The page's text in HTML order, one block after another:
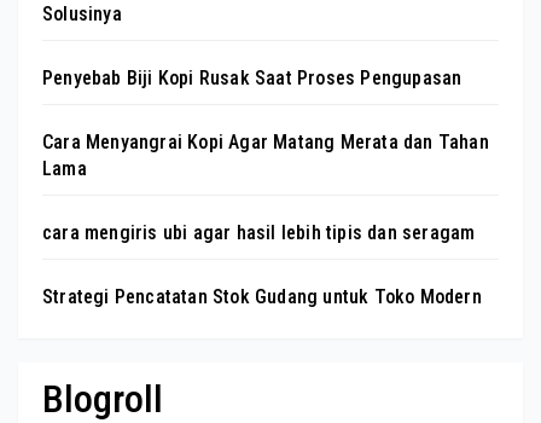
Solusinya
Penyebab Biji Kopi Rusak Saat Proses Pengupasan
Cara Menyangrai Kopi Agar Matang Merata dan Tahan
Lama
cara mengiris ubi agar hasil lebih tipis dan seragam
Strategi Pencatatan Stok Gudang untuk Toko Modern
Blogroll